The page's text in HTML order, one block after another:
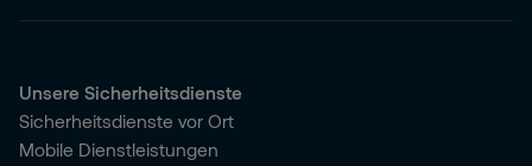
Unsere Sicherheitsdienste
Sicherheitsdienste vor Ort
Mobile Dienstleistungen